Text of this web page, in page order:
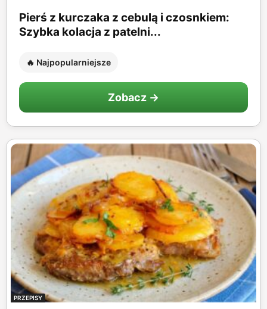
Pierś z kurczaka z cebulą i czosnkiem:
Szybka kolacja z patelni...
🔥 Najpopularniejsze
Zobacz →
PRZEPISY